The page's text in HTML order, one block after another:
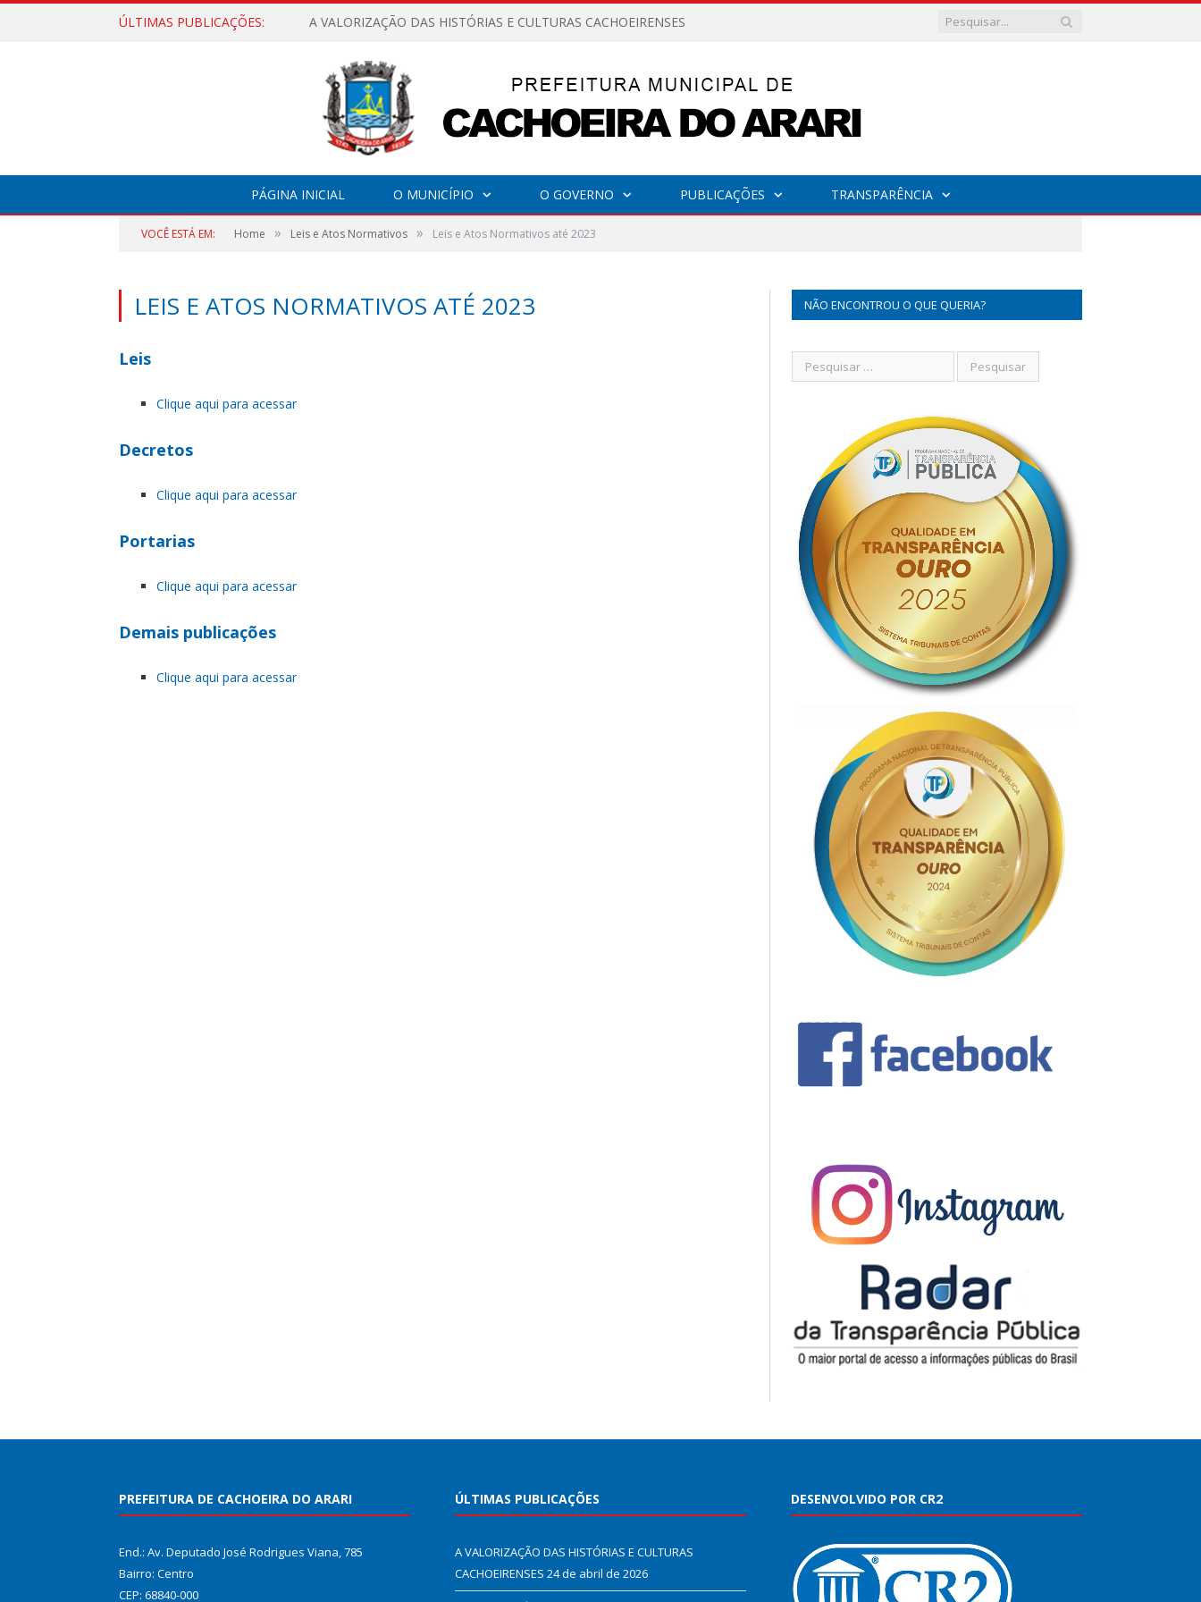
ÚLTIMAS PUBLICAÇÕES: A VALORIZAÇÃO DAS HISTÓRIAS E CULTURAS CACHOEIRENSES
PÁGINA INICIAL O MUNICÍPIO O GOVERNO PUBLICAÇÕES TRANSPARÊNCIA
VOCÊ ESTÁ EM: Home » Leis e Atos Normativos » Leis e Atos Normativos até 2023
LEIS E ATOS NORMATIVOS ATÉ 2023
Leis
Clique aqui para acessar
Decretos
Clique aqui para acessar
Portarias
Clique aqui para acessar
Demais publicações
Clique aqui para acessar
NÃO ENCONTROU O QUE QUERIA?
PREFEITURA DE CACHOEIRA DO ARARI
End.: Av. Deputado José Rodrigues Viana, 785
Bairro: Centro
CEP: 68840-000
ÚLTIMAS PUBLICAÇÕES
A VALORIZAÇÃO DAS HISTÓRIAS E CULTURAS
CACHOEIRENSES 24 de abril de 2026
DESENVOLVIDO POR CR2